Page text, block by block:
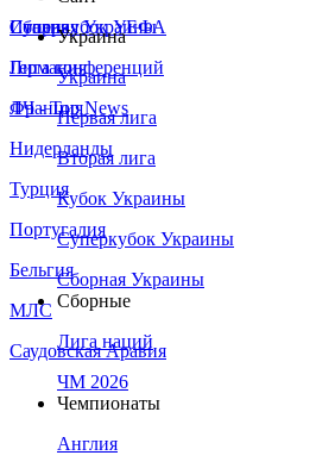
Сборная Украины
Италия
Германия
Франция
Нидерланды
Турция
Португалия
Бельгия
МЛС
Саудовская Аравия
Суперкубок УЕФА
Лига конференций
ЛЧ - Top News
Украина
Украина
Первая лига
Вторая лига
Кубок Украины
Суперкубок Украины
Сборная Украины
Сборные
Лига наций
ЧМ 2026
Чемпионаты
Англия